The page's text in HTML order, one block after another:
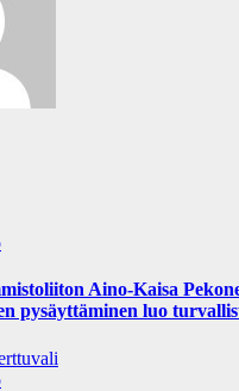
Aino-Kaisa
pysäyttäminen luo